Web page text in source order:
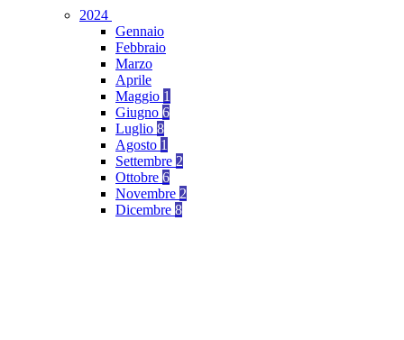
2024
Gennaio
Febbraio
Marzo
Aprile
Maggio 1
Giugno 6
Luglio 8
Agosto 1
Settembre 2
Ottobre 6
Novembre 2
Dicembre 8